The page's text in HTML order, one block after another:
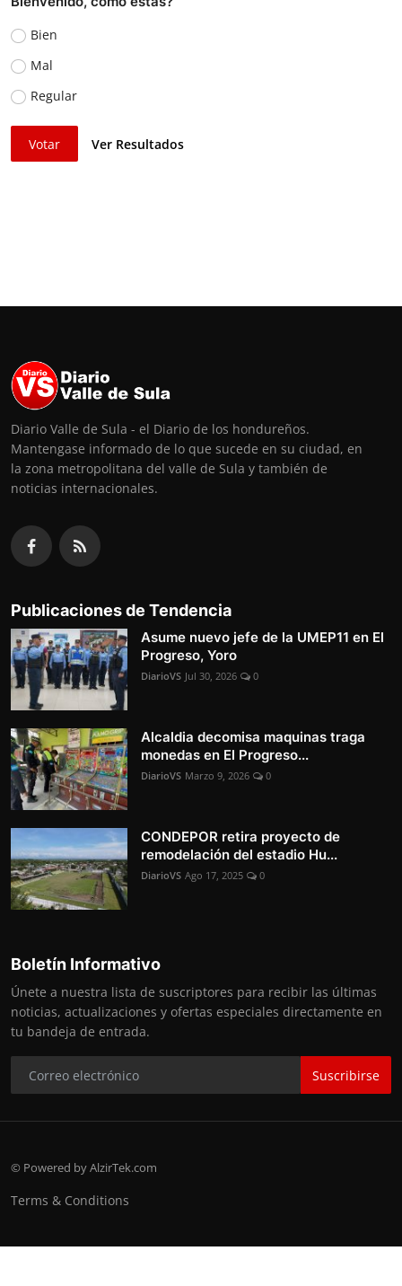
Bien
Mal
Regular
Votar Ver Resultados
Diario Valle de Sula - el Diario de los hondureños.
Mantengase informado de lo que sucede en su ciudad, en
la zona metropolitana del valle de Sula y también de
noticias internacionales.
Publicaciones de Tendencia
Asume nuevo jefe de la UMEP11 en El
Progreso, Yoro
DiarioVS Jul 30, 2026 0
Alcaldia decomisa maquinas traga
monedas en El Progreso...
DiarioVS Marzo 9, 2026 0
CONDEPOR retira proyecto de
remodelación del estadio Hu...
DiarioVS Ago 17, 2025 0
Boletín Informativo
Únete a nuestra lista de suscriptores para recibir las últimas
noticias, actualizaciones y ofertas especiales directamente en
tu bandeja de entrada.
Suscribirse
© Powered by AlzirTek.com
Terms & Conditions